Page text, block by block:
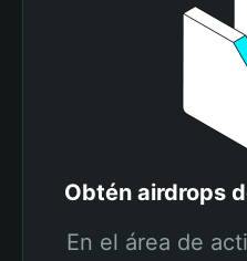
Obtén airdrops
En el área de